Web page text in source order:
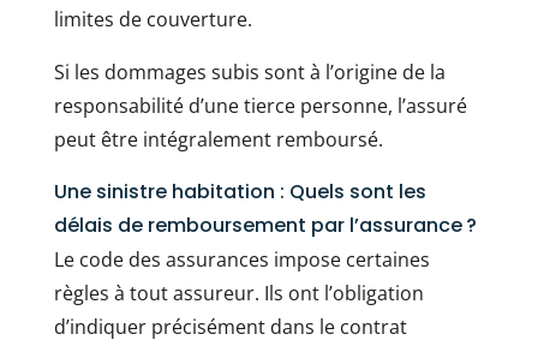
limites de couverture.
Si les dommages subis sont à l’origine de la
responsabilité d’une tierce personne, l’assuré
peut être intégralement remboursé.
Une sinistre habitation : Quels sont les
délais de remboursement par l’assurance ?
Le code des assurances impose certaines
règles à tout assureur. Ils ont l’obligation
d’indiquer précisément dans le contrat